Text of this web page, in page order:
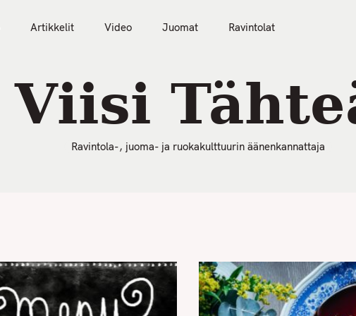
Artikkelit Video Juomat Ravintolat
Viisi
Ravintola-, juoma- ja ruokakulttuurin äänenkannattaja